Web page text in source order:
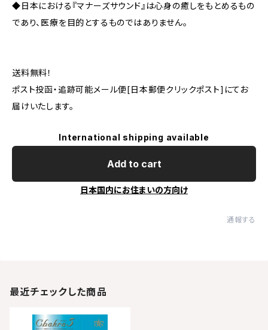
◆日本における『マナーズサウンド』は心身の癒しをもとめるもの
であり、医療を目的とするものではありません。
送料無料！
ポスト投函・追跡可能メール便[日本郵便クリックポスト]にてお
届けいたします。
International shipping available
Add to cart
日本国内にお住まいの方向け
通報する
最近チェックした商品